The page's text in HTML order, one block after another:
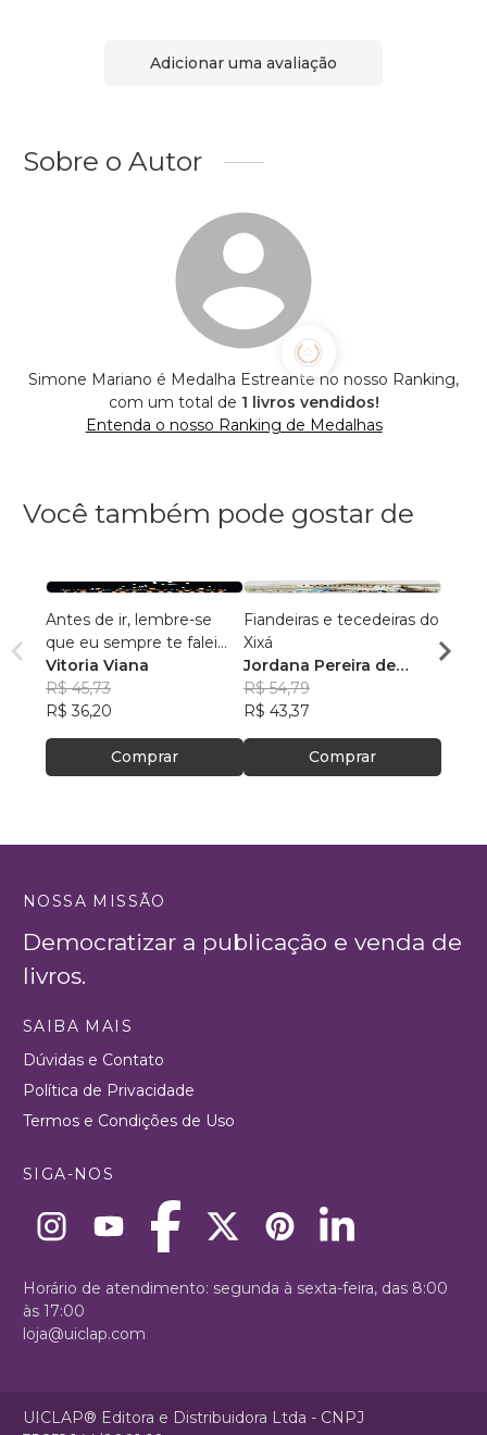
Adicionar uma avaliação
Sobre o Autor
Simone Mariano é Medalha Estreante no nosso Ranking,
com um total de 1 livros vendidos!
Entenda o nosso Ranking de Medalhas
Você também pode gostar de
Antes de ir, lembre-se
que eu sempre te falei
que seria amor
Vitoria Viana
R$ 45,73
R$ 36,20
Comprar
Fiandeiras e tecedeiras do
Xixá
Jordana Pereira de
Moraes
R$ 54,79
R$ 43,37
Comprar
NOSSA MISSÃO
Democratizar a publicação e venda de
livros.
SAIBA MAIS
Dúvidas e Contato
Política de Privacidade
Termos e Condições de Uso
SIGA-NOS
Horário de atendimento: segunda à sexta-feira, das 8:00
às 17:00
loja@uiclap.com
UICLAP® Editora e Distribuidora Ltda - CNPJ